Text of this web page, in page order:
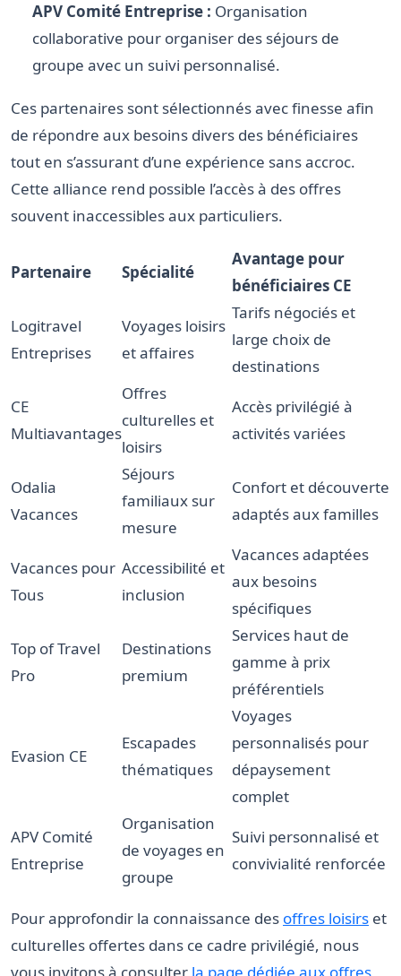
APV Comité Entreprise : Organisation
collaborative pour organiser des séjours de
groupe avec un suivi personnalisé.
Ces partenaires sont sélectionnés avec finesse afin
de répondre aux besoins divers des bénéficiaires
tout en s’assurant d’une expérience sans accroc.
Cette alliance rend possible l’accès à des offres
souvent inaccessibles aux particuliers.
Partenaire Spécialité
Avantage pour
bénéficiaires CE
Logitravel
Entreprises
Voyages loisirs
et affaires
Tarifs négociés et
large choix de
destinations
CE
Multiavantages
Offres
culturelles et
loisirs
Accès privilégié à
activités variées
Odalia
Vacances
Séjours
familiaux sur
mesure
Confort et découverte
adaptés aux familles
Vacances pour
Tous
Accessibilité et
inclusion
Vacances adaptées
aux besoins
spécifiques
Top of Travel
Pro
Destinations
premium
Services haut de
gamme à prix
préférentiels
Evasion CE
Escapades
thématiques
Voyages
personnalisés pour
dépaysement
complet
APV Comité
Entreprise
Organisation
de voyages en
groupe
Suivi personnalisé et
convivialité renforcée
Pour approfondir la connaissance des offres loisirs et
culturelles offertes dans ce cadre privilégié, nous